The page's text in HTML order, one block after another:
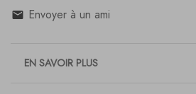
Envoyer à un ami
EN SAVOIR PLUS